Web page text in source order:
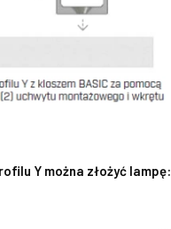
Y można złożyć lampę: